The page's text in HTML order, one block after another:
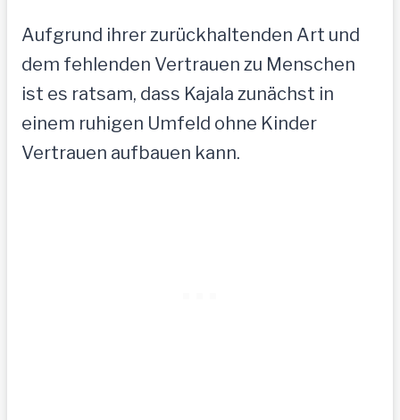
Aufgrund ihrer zurückhaltenden Art und
dem fehlenden Vertrauen zu Menschen
ist es ratsam, dass Kajala zunächst in
einem ruhigen Umfeld ohne Kinder
Vertrauen aufbauen kann.